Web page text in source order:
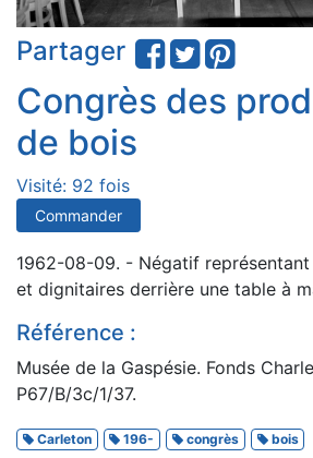
Partager
Congrès des
de bois
Visité: 92 fois
Commander
1962-08-09. - Négatif
et dignitaires derrière une table à
Référence :
Musée de la Gaspésie. Fonds
P67/B/3c/1/37.
Carleton 196- congrès bois